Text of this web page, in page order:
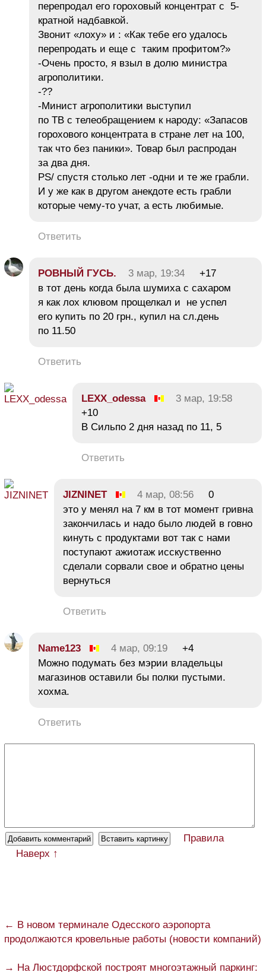
перепродал его гороховый концентрат с 5-
кратной надбавкой.
Звонит «лоху» и : «Как тебе его удалось
перепродать и еще с таким профитом?»
-Очень просто, я взыл в долю министра
агрополитики.
-??
-Минист агрополитики выступил
по ТВ с телеобращением к народу: «Запасов
горохового концентрата в стране лет на 100,
так что без паники». Товар был распродан
за два дня.
PS/ спустя столько лет -одни и те же грабли.
И у же как в другом анекдоте есть грабли
которые чему-то учат, а есть любимые.
Ответить
РОВНЫЙ ГУСЬ. 3 мар, 19:34
+17
в тот день когда была шумиха с сахаром
я как лох клювом прощелкал и не успел
его купить по 20 грн., купил на сл.день
по 11.50
Ответить
LEXX_odessa
3 мар, 19:58
+10
В Сильпо 2 дня назад по 11, 5
Ответить
JIZNINET 4 мар, 08:56
0
это у менял на 7 км в тот момент гривна
закончилась и надо было людей в говно
кинуть с продуктами вот так с нами
поступают ажиотаж исскуственно
сделали сорвали свое и обратно цены
вернуться
Ответить
Name123 4 мар, 09:19
+4
Можно подумать без мэрии владельцы
магазинов оставили бы полки пустыми.
хохма.
Ответить
Правила
Наверх ↑
← В новом терминале Одесского аэропорта
продолжаются кровельные работы (новости компаний)
→ На Люстдорфской построят многоэтажный паркинг: